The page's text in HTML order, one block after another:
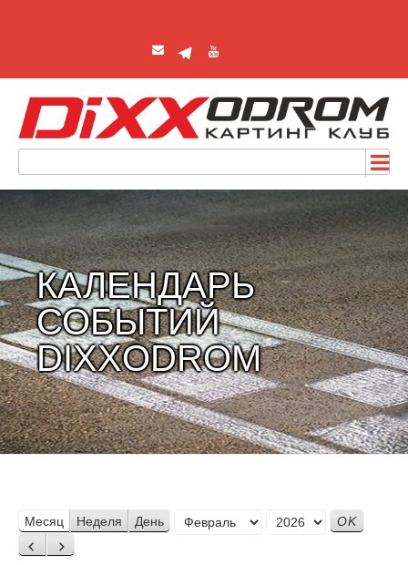
КАЛЕНДАРЬ
СОБЫТИЙ
DIXXODROM
Месяц Неделя День
Месяц
Назад
Вперед